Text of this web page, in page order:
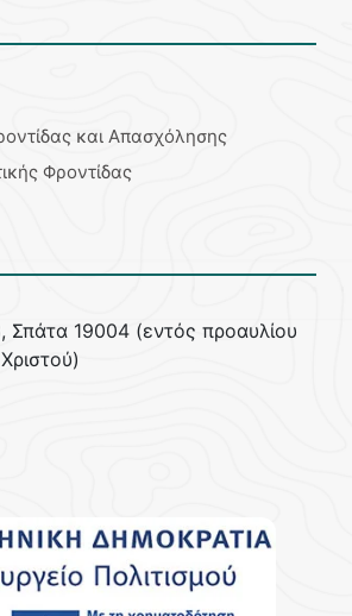
και Απασχόλησης
Φροντίδας
Σπάτα 19004 (εντός προαυλίου